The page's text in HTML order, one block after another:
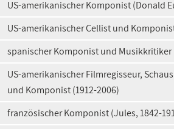
US-amerikanischer Komponist (Donald
US-amerikanischer Cellist und
spanischer Komponist und Musikkritiker
US-amerikanischer Filmregisseur,
und Komponist (1912-2006)
französischer Komponist (Jules, 1842-